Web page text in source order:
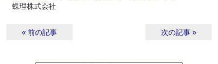
蝶理株式会社
« 前の記事 次の記事 »